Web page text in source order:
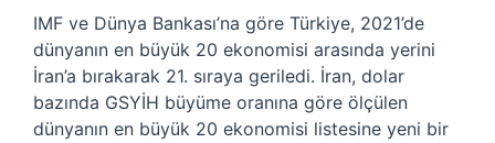
IMF ve Dünya Bankası’na göre Türkiye, 2021’de
dünyanın en büyük 20 ekonomisi arasında yerini
İran’a bırakarak 21. sıraya geriledi. İran, dolar
bazında GSYİH büyüme oranına göre ölçülen
dünyanın en büyük 20 ekonomisi listesine yeni bir